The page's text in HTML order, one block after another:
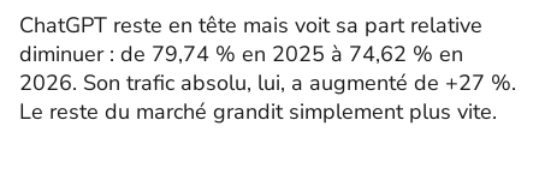
ChatGPT reste en tête mais voit sa part relative
diminuer : de 79,74 % en 2025 à 74,62 % en
2026. Son trafic absolu, lui, a augmenté de +27 %.
Le reste du marché grandit simplement plus vite.